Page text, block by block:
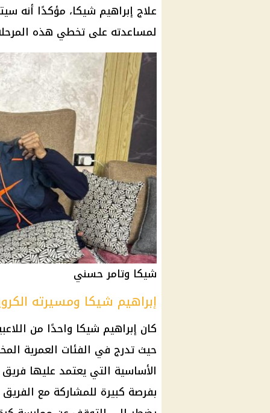
علاج إبراهيم شيكا، مؤكدًا أنه
لمساعدته على تخطي هذه
شيكا وتامر حسني
إبراهيم شيكا ومسيرته
كان إبراهيم شيكا واحدًا من
حيث تدرج في الفئات العمرية
الأساسية التي يعتمد عليها
بفرصة كبيرة للمشاركة مع الفريق